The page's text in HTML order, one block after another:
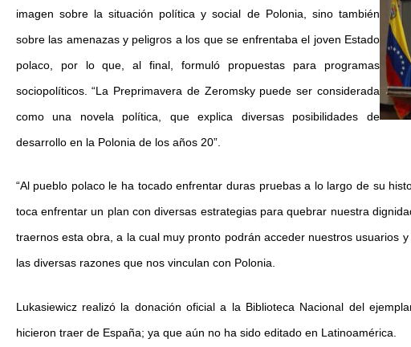
imagen sobre la situación política y social de Polonia, sino también
sobre las amenazas y peligros a los que se enfrentaba el joven Estado
polaco, por lo que, al final, formuló propuestas para programas
sociopolíticos. “La Preprimavera de Zeromsky puede ser considerada
como una novela política, que explica diversas posibilidades de
desarrollo en la Polonia de los años 20”.
“Al pueblo polaco le ha tocado enfrentar duras pruebas a lo largo de su
toca enfrentar un plan con diversas estrategias para quebrar nuestra
traernos esta obra, a la cual muy pronto podrán acceder nuestros usuarios
las diversas razones que nos vinculan con Polonia.
Lukasiewicz realizó la donación oficial a la Biblioteca Nacional del
hicieron traer de España; ya que aún no ha sido editado en Latinoamérica.